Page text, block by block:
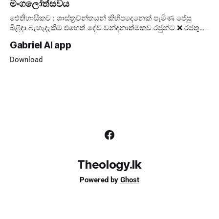
මංගලෝත්සවය
ඓතිහාසිකව : ශාස්ත්‍රවන්තයන් කිහිපදෙනෙක් පැමිණ ජේසු
බිළිඳා බැහැදැකීම එහෙත් දේව වන්දනාත්මකව රජුන්ට ❌ රජතුන්
Gabriel AI app
Download
Theology.lk
Powered by Ghost